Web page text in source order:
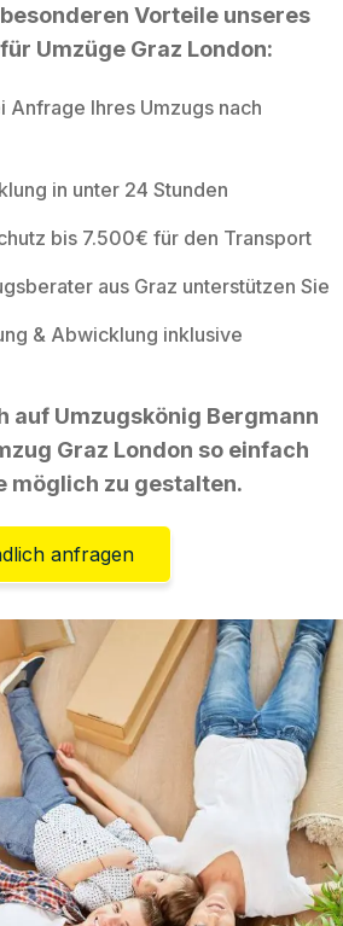
Vorteile unseres
Umzüge Graz London:
Anfrage Ihres Umzugs nach
in unter 24 Stunden
bis 7.500€ für den Transport
aus Graz unterstützen Sie
& Abwicklung inklusive
auf Umzugskönig Bergmann
Graz London so einfach
möglich zu gestalten.
anfragen